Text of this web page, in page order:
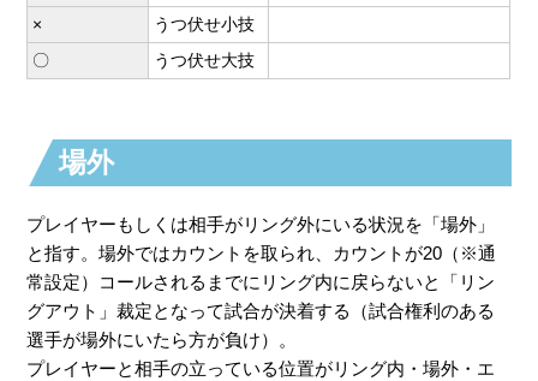
×
うつ伏せ小技
〇
うつ伏せ大技
場外
プレイヤーもしくは相手がリング外にいる状況を「場外」
と指す。場外ではカウントを取られ、カウントが20（※通
常設定）コールされるまでにリング内に戻らないと「リン
グアウト」裁定となって試合が決着する（試合権利のある
選手が場外にいたら方が負け）。
プレイヤーと相手の立っている位置がリング内・場外・エ